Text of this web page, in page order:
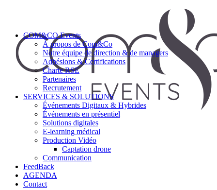
COM&CO Events
À propos de Com&Co
Notre équipe de direction & de managers
Adhésions & Certifications
Charte RSE
Partenaires
Recrutement
SERVICES & SOLUTIONS
Événements Digitaux & Hybrides
Événements en présentiel
Solutions digitales
E-learning médical
Production Vidéo
Captation drone
Communication
FeedBack
AGENDA
Contact